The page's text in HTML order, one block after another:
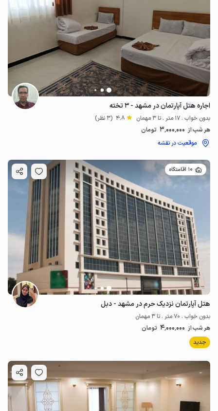
اجاره هتل آپارتمان در مشهد - ۳ تخته
بدون خواب . 17 متر . تا 3 مهمان 4.8 (3 نظر)
هر شب از 3٬000٬000 تومان
موقعیت در نقشه
10 اقامتگاه
هتل آپارتمان نزدیک حرم در مشهد - دبل
بدون خواب . 70 متر . تا 3 مهمان
هر شب از 4٬000٬000 تومان
جدید